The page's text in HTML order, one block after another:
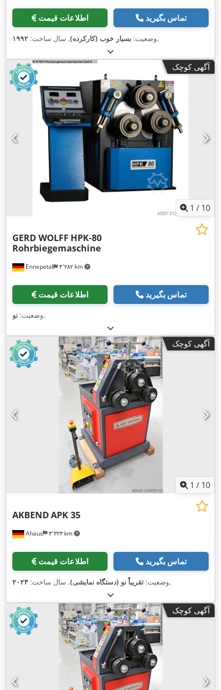
اطلاعات قیمت تماس بگیرید
وضعیت: بسیار خوب (کارکرده), سال ساخت: ۱۹۹۲ ,
آگهی کوچک
1 / 10
Ennepetal ۴٬۲۸۲ km
GERD WOLFF HPK-80
Rohrbiegemaschine
اطلاعات قیمت تماس بگیرید
وضعیت: نو ,
آگهی کوچک
1 / 10
Ahaus ۴٬۳۲۳ km
AKBENDAPK 35
اطلاعات قیمت تماس بگیرید
وضعیت: تقریباً نو (دستگاه نمایشی), سال ساخت: ۲۰۲۳ ,
آگهی کوچک